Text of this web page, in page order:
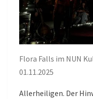
Flora Falls im NUN
01.11.2025
Allerheiligen. Der